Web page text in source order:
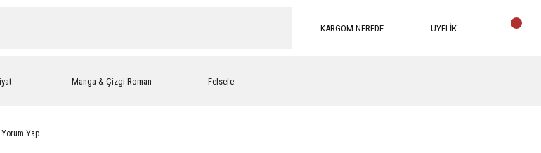
KARGOM NEREDE ÜYELİK
Manga & Çizgi Roman Felsefe
Yorum Yap